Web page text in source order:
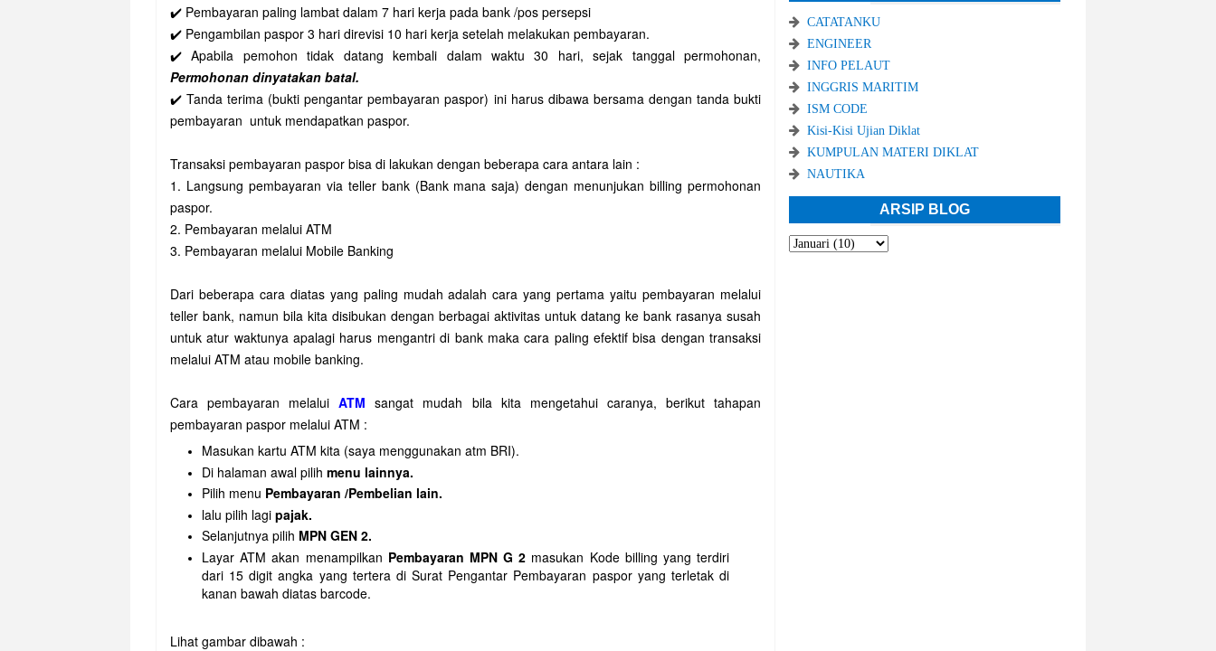
✔️ Pembayaran paling lambat dalam 7 hari kerja pada bank /pos persepsi
✔️ Pengambilan paspor 3 hari direvisi 10 hari kerja setelah melakukan pembayaran.
✔️ Apabila pemohon tidak datang kembali dalam waktu 30 hari, sejak tanggal permohonan,
Permohonan dinyatakan batal.
✔️ Tanda terima (bukti pengantar pembayaran paspor) ini harus dibawa bersama dengan tanda bukti
pembayaran untuk mendapatkan paspor.
Transaksi pembayaran paspor bisa di lakukan dengan beberapa cara antara lain :
1. Langsung pembayaran via teller bank (Bank mana saja) dengan menunjukan billing permohonan
paspor.
2. Pembayaran melalui ATM
3. Pembayaran melalui Mobile Banking
Dari beberapa cara diatas yang paling mudah adalah cara yang pertama yaitu pembayaran melalui
teller bank, namun bila kita disibukan dengan berbagai aktivitas untuk datang ke bank rasanya susah
untuk atur waktunya apalagi harus mengantri di bank maka cara paling efektif bisa dengan transaksi
melalui ATM atau mobile banking.
Cara pembayaran melaluiATM sangat mudah bila kita mengetahui caranya, berikut tahapan
pembayaran paspor melalui ATM :
Masukan kartu ATM kita (saya menggunakan atm BRI).
Di halaman awal pilih menu lainnya.
Pilih menu Pembayaran /Pembelian lain.
lalu pilih lagi pajak.
Selanjutnya pilih MPN GEN 2.
Layar ATM akan menampilkan Pembayaran MPN G 2 masukan Kode billing yang terdiri
dari 15 digit angka yang tertera di Surat Pengantar Pembayaran paspor yang terletak di
kanan bawah diatas barcode.
Lihat gambar dibawah :
CATATANKU
ENGINEER
INFO PELAUT
INGGRIS MARITIM
ISM CODE
Kisi-Kisi Ujian Diklat
KUMPULAN MATERI DIKLAT
NAUTIKA
ARSIP BLOG